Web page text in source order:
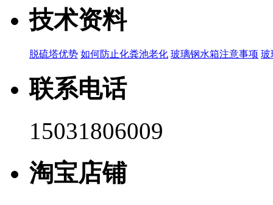
技术资料
脱硫塔优势 如何防止化粪池老化 玻璃钢水箱注意事项 玻
联系电话
15031806009
淘宝店铺